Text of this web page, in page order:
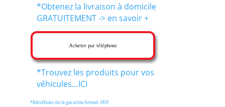
*Obtenez la livraison à domicile
GRATUITEMENT -> en savoir +
Acheter par téléphone
*Trouvez les produits pour vos
véhicules…ICI
*Bénéficiez de la garantie Amsoil -PDF